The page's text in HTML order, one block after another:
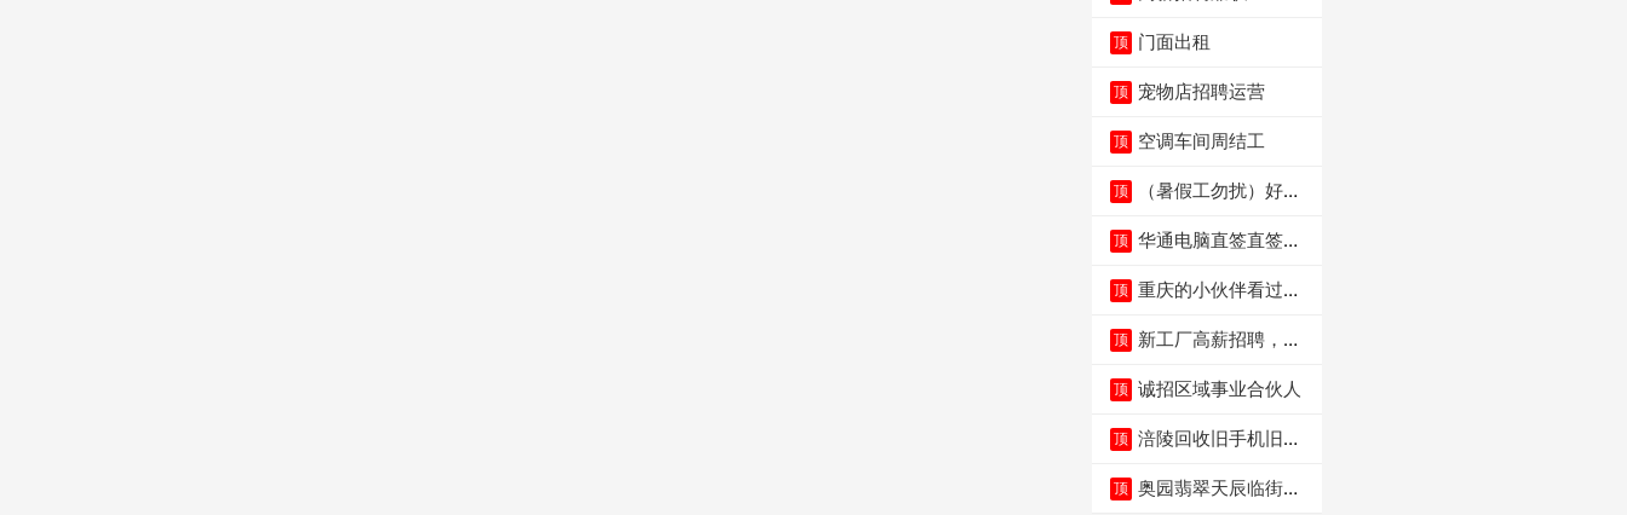
顶 门面出租
顶 宠物店招聘运营
顶 空调车间周结工
顶
（暑假工勿扰）好想
顶 华通电脑直签直签直
顶 重庆的小伙伴看过
本
顶 新工厂高薪招聘，普
顶 诚招区域事业合伙人
顶 涪陵回收旧手机旧电
顶 奥园翡翠天辰临街餐